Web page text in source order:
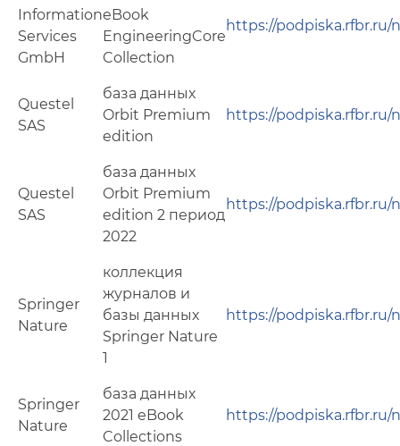
Information
Services
GmbH
eBook
EngineeringCore
Collection
https://podpiska.rfbr.ru/
Questel
SAS
база данных
Orbit Premium
edition
https://podpiska.rfbr.ru/
Questel
SAS
база данных
Orbit Premium
edition 2 период
2022
https://podpiska.rfbr.ru/
Springer
Nature
коллекция
журналов и
базы данных
Springer Nature
1
https://podpiska.rfbr.ru/
Springer
Nature
база данных
2021 eBook
Collections
https://podpiska.rfbr.ru/